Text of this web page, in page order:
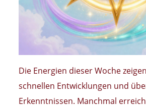
Die Energien dieser Woche
schnellen Entwicklungen und
Erkenntnissen. Manchmal